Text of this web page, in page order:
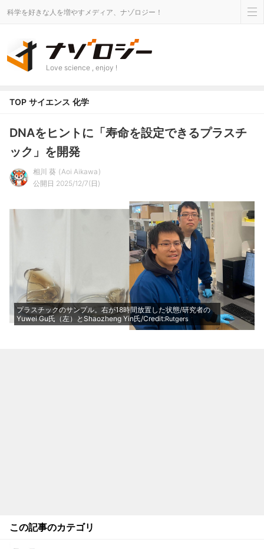
科学を好きな人を増やすメディア、ナゾロジー！
Love science , enjoy !
TOP サイエンス 化学
DNAをヒントに「寿命を設定できるプラスチ
ック」を開発
相川 葵 Aoi Aikawa
公開日 2025/12/7(日)
プラスチックのサンプル。右が18時間放置した状態/研究者の
Yuwei Gu氏（左）とShaozheng Yin氏/Credit:Rutgers
この記事のカテゴリ